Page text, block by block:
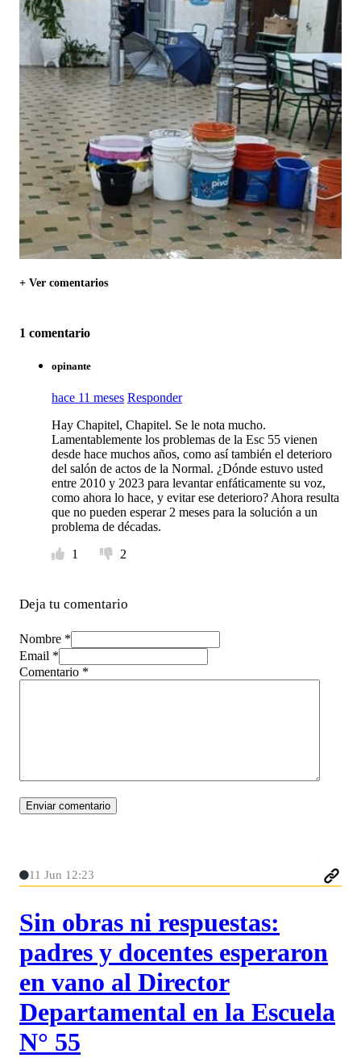
+ Ver comentarios
1 comentario
opinante
hace 11 meses Responder
Hay Chapitel, Chapitel. Se le nota mucho.
Lamentablemente los problemas de la Esc 55 vienen
desde hace muchos años, como así también el deterioro
del salón de actos de la Normal. ¿Dónde estuvo usted
entre 2010 y 2023 para levantar enfáticamente su voz,
como ahora lo hace, y evitar ese deterioro? Ahora resulta
que no pueden esperar 2 meses para la solución a un
problema de décadas.
1
2
Deja tu comentario
Nombre *
Email *
Comentario *
11 Jun 12:23
Sin obras ni respuestas:
padres y docentes esperaron
en vano al Director
Departamental en la Escuela
N° 55